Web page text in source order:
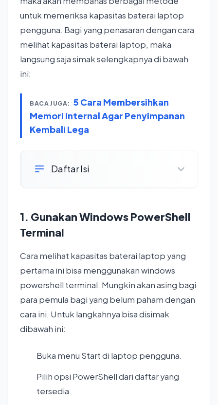
untuk memeriksa kapasitas baterai laptop
pengguna. Bagi yang penasaran dengan cara
melihat kapasitas baterai laptop, maka
langsung saja simak selengkapnya di bawah
ini:
BACA JUGA: 5 Cara Membersihkan
Memori Internal Agar Penyimpanan
Kembali Lega
Daftar Isi
1. Gunakan Windows PowerShell
Terminal
Cara melihat kapasitas baterai laptop yang
pertama ini bisa menggunakan windows
powershell terminal. Mungkin akan asing bagi
para pemula bagi yang belum paham dengan
cara ini. Untuk langkahnya bisa disimak
dibawah ini:
Buka menu Start di laptop pengguna.
Pilih opsi PowerShell dari daftar yang
tersedia.